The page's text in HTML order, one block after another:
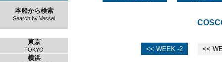
本船から検索
Search by Vessel
東京
TOKYO
横浜
<< WEEK -2 <<